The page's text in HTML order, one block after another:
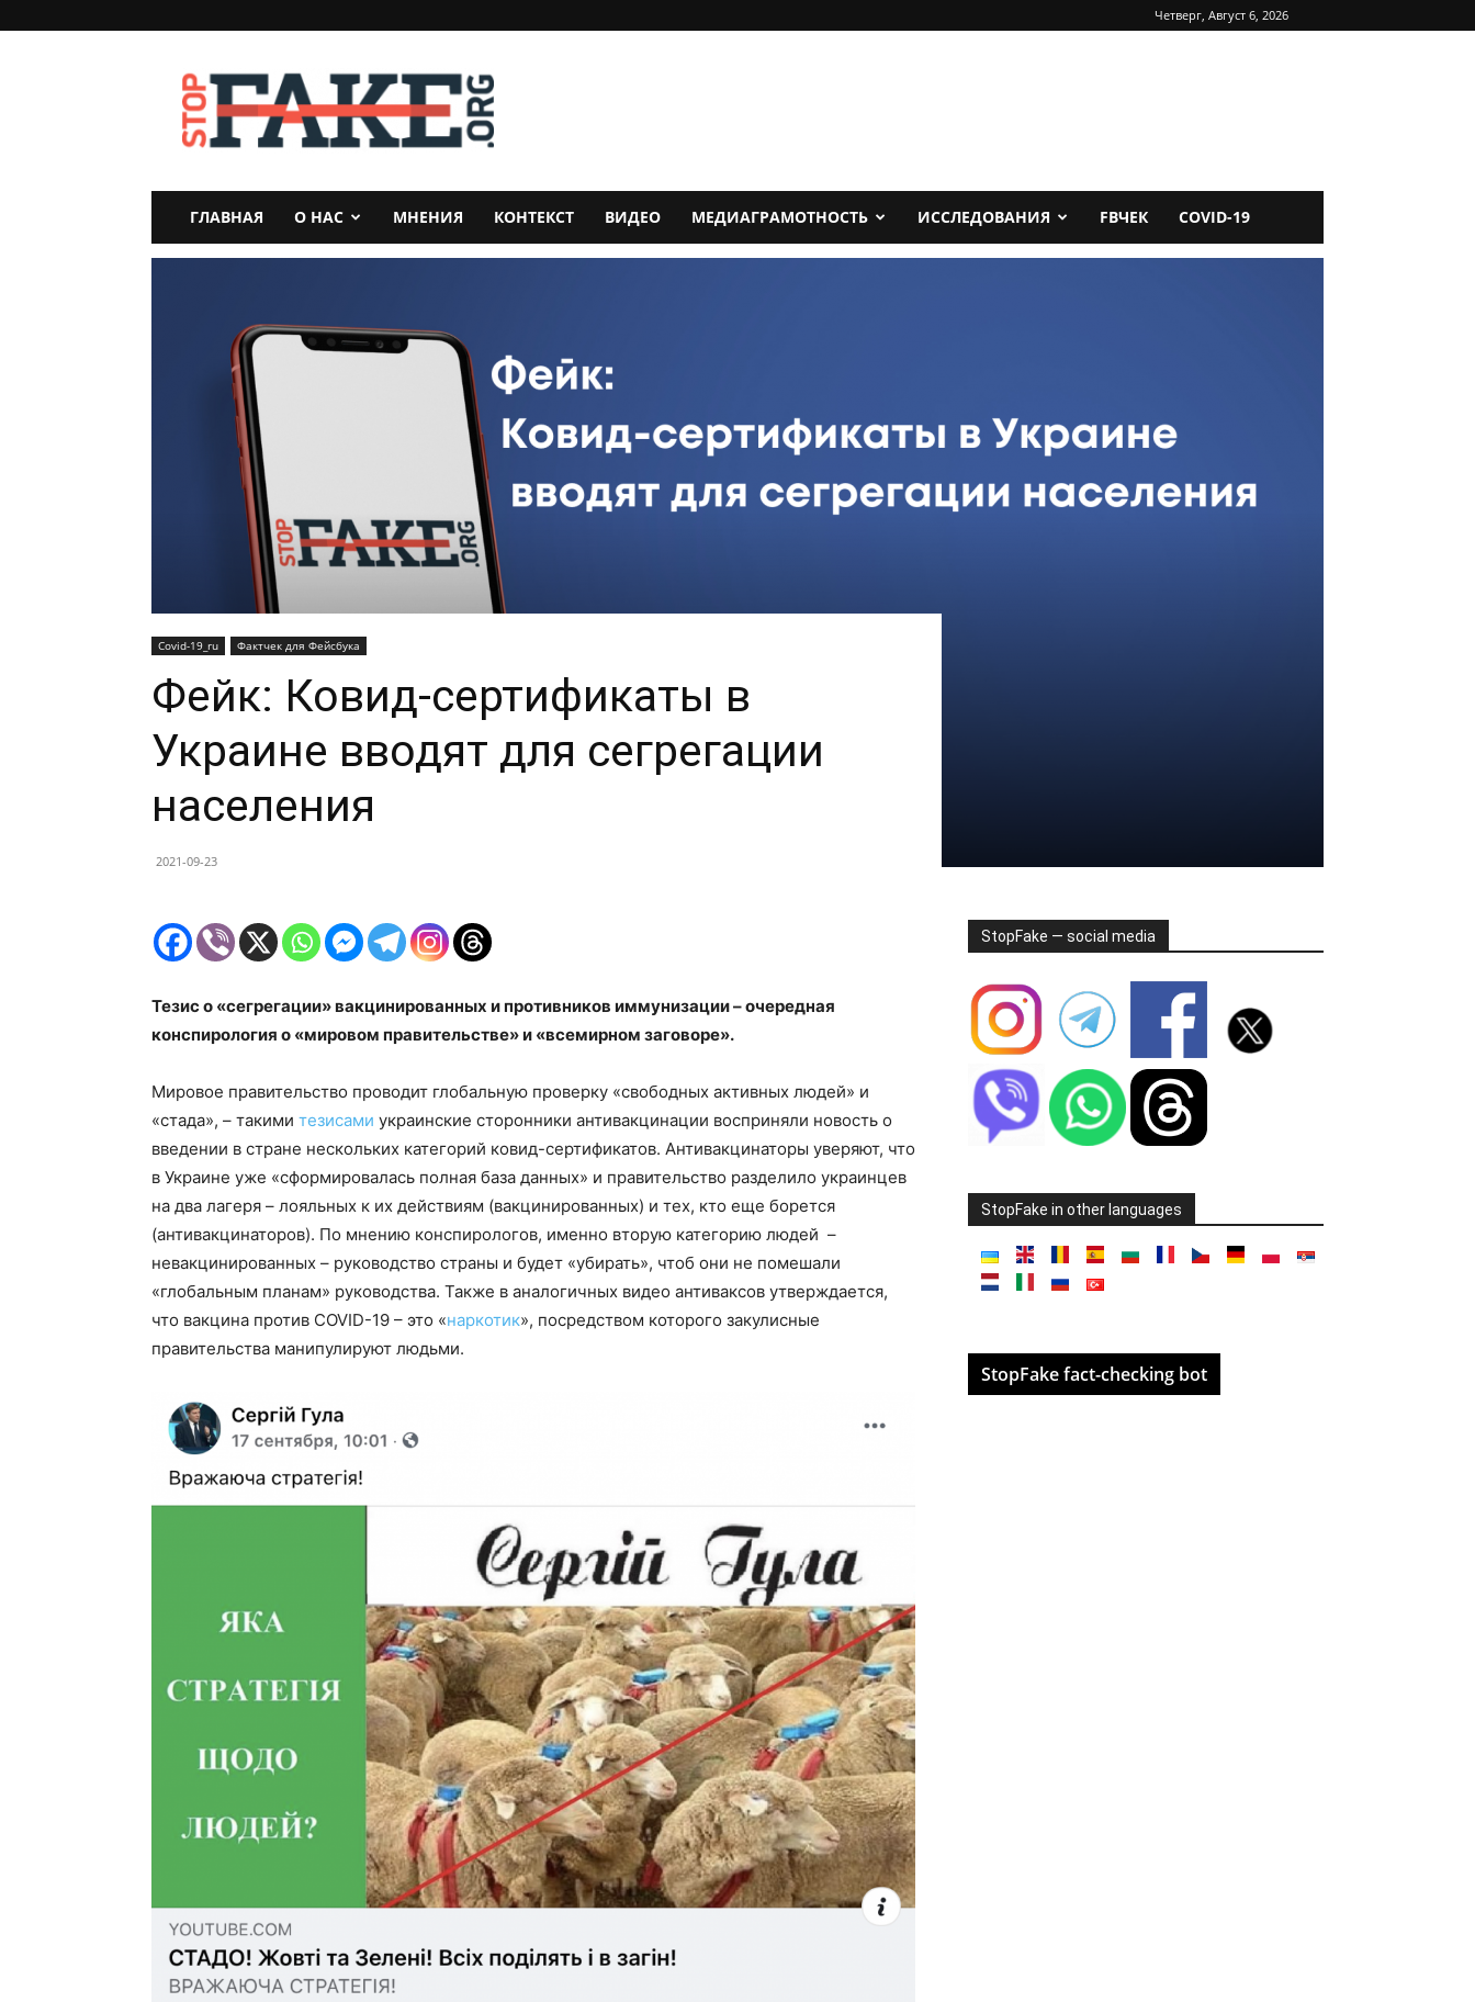
Четверг, Август 6, 2026
StopFake
ГЛАВНАЯ О НАС МНЕНИЯ КОНТЕКСТ ВИДЕО МЕДИАГРАМОТНОСТЬ ИССЛЕДОВАНИЯ FBЧЕК COVID-19
Covid-19_ru Фактчек для Фейсбука
Фейк: Ковид-сертификаты в
Украине вводят для сегрегации
населения
2021-09-23
Тезис о «сегрегации» вакцинированных и противников иммунизации – очередная
конспирология о «мировом правительстве» и «всемирном заговоре».
Мировое правительство проводит глобальную проверку «свободных активных людей» и
«стада», – такими тезисами украинские сторонники антивакцинации восприняли новость о
введении в стране нескольких категорий ковид-сертификатов. Антивакцинаторы уверяют, что
в Украине уже «сформировалась полная база данных» и правительство разделило украинцев
на два лагеря – лояльных к их действиям (вакцинированных) и тех, кто еще борется
(антивакцинаторов). По мнению конспирологов, именно вторую категорию людей –
невакцинированных – руководство страны и будет «убирать», чтоб они не помешали
«глобальным планам» руководства. Также в аналогичных видео антиваксов утверждается,
что вакцина против COVID-19 – это «наркотик», посредством которого закулисные
правительства манипулируют людьми.
StopFake — social media
StopFake in other languages
StopFake fact-checking bot